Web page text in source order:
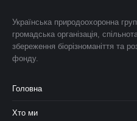
Українська природоохоронна
громадська організація,
збереження біорізноманіття та
фонду.
Головна
Хто ми